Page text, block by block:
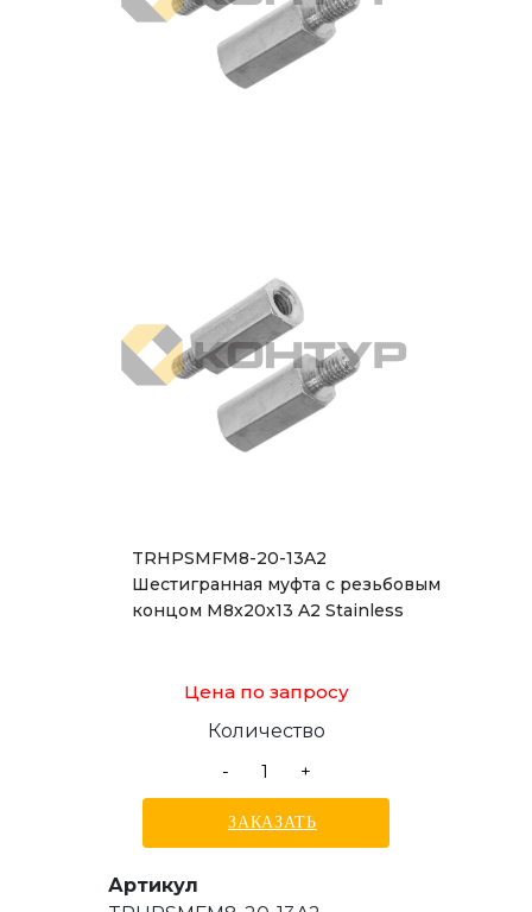
TRHPSMFM8-20-13A2
Шестигранная муфта с резьбовым
концом M8x20x13 A2 Stainless
Цена по запросу
Количество
-
+
ЗАКАЗАТЬ
Артикул